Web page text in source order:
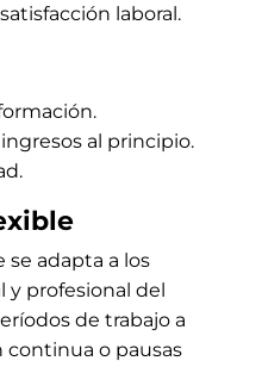
laboral.
al principio.
se adapta a los
y profesional del
de trabajo a
continua o pausas